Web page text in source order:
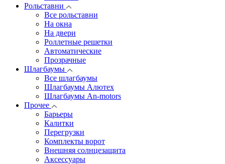
Рольставни
Все рольставни
На окна
На двери
Роллетные решетки
Автоматические
Прозрачные
Шлагбаумы
Все шлагбаумы
Шлагбаумы Алютех
Шлагбаумы An-motors
Прочее
Барьеры
Калитки
Перегрузки
Комплекты ворот
Внешняя солнцезащита
Аксессуары